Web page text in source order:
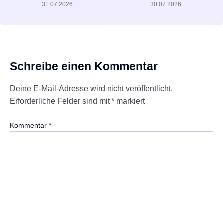
31.07.2026 30.07.2026
Schreibe einen Kommentar
Deine E-Mail-Adresse wird nicht veröffentlicht.
Erforderliche Felder sind mit* markiert
Kommentar *